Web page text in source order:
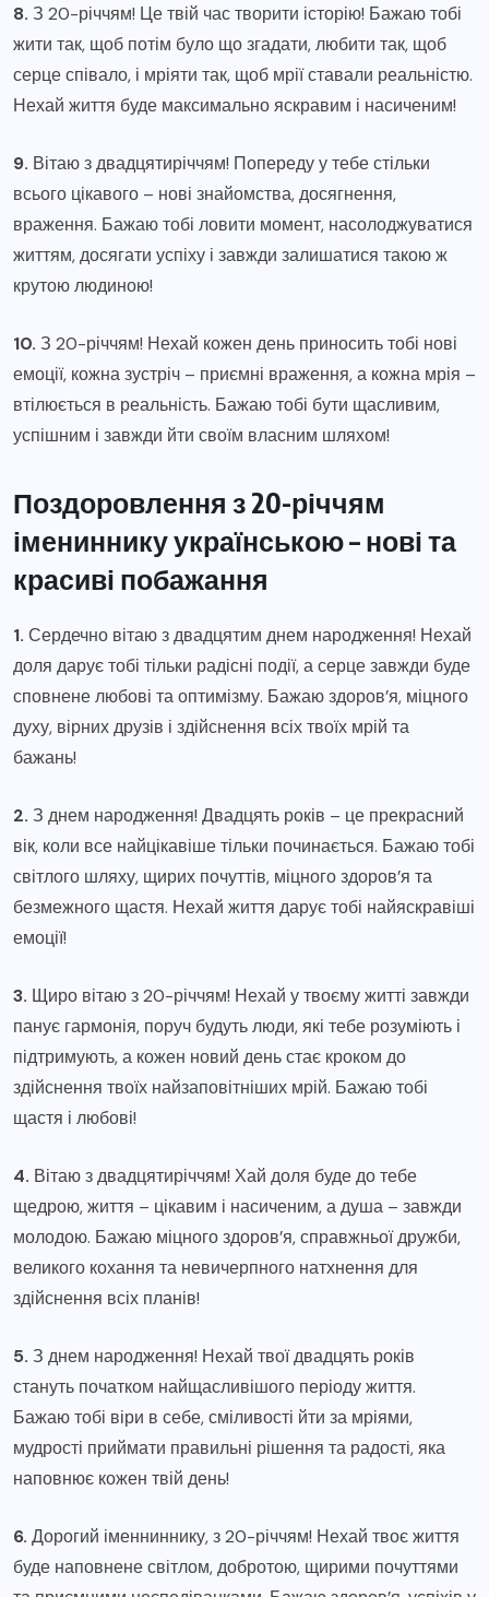
8. З 20-річчям! Це твій час творити історію! Бажаю тобі
жити так, щоб потім було що згадати, любити так, щоб
серце співало, і мріяти так, щоб мрії ставали реальністю.
Нехай життя буде максимально яскравим і насиченим!
9. Вітаю з двадцятиріччям! Попереду у тебе стільки
всього цікавого – нові знайомства, досягнення,
враження. Бажаю тобі ловити момент, насолоджуватися
життям, досягати успіху і завжди залишатися такою ж
крутою людиною!
10. З 20-річчям! Нехай кожен день приносить тобі нові
емоції, кожна зустріч – приємні враження, а кожна мрія –
втілюється в реальність. Бажаю тобі бути щасливим,
успішним і завжди йти своїм власним шляхом!
Поздоровлення з 20-річчям
імениннику українською – нові та
красиві побажання
1. Сердечно вітаю з двадцятим днем народження! Нехай
доля дарує тобі тільки радісні події, а серце завжди буде
сповнене любові та оптимізму. Бажаю здоров’я, міцного
духу, вірних друзів і здійснення всіх твоїх мрій та
бажань!
2. З днем народження! Двадцять років – це прекрасний
вік, коли все найцікавіше тільки починається. Бажаю тобі
світлого шляху, щирих почуттів, міцного здоров’я та
безмежного щастя. Нехай життя дарує тобі найяскравіші
емоції!
3. Щиро вітаю з 20-річчям! Нехай у твоєму житті завжди
панує гармонія, поруч будуть люди, які тебе розуміють і
підтримують, а кожен новий день стає кроком до
здійснення твоїх найзаповітніших мрій. Бажаю тобі
щастя і любові!
4. Вітаю з двадцятиріччям! Хай доля буде до тебе
щедрою, життя – цікавим і насиченим, а душа – завжди
молодою. Бажаю міцного здоров’я, справжньої дружби,
великого кохання та невичерпного натхнення для
здійснення всіх планів!
5. З днем народження! Нехай твої двадцять років
стануть початком найщасливішого періоду життя.
Бажаю тобі віри в себе, сміливості йти за мріями,
мудрості приймати правильні рішення та радості, яка
наповнює кожен твій день!
6. Дорогий іменниннику, з 20-річчям! Нехай твоє життя
буде наповнене світлом, добротою, щирими почуттями